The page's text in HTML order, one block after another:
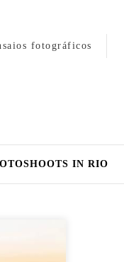
fotográficos
IN RIO